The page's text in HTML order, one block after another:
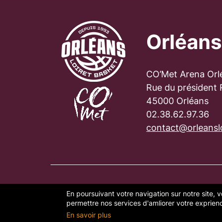
En poursuivant votre navigation sur notre site,
permettre nos services d'amliorer votre
En savoir plus
CO’Met Arena
Rue du président
45000 Orléans
02.38.62.97.36
PLAN DU SITE FAQ